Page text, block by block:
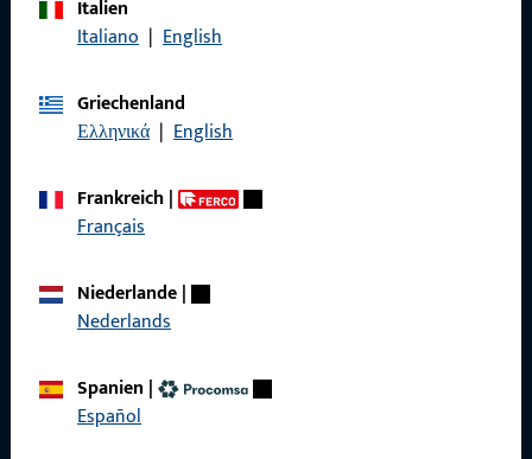
Italien
Italiano | English
Griechenland
Ελληνικά | English
Frankreich|
Français
Niederlande|
Nederlands
Spanien |
Español
Impressum